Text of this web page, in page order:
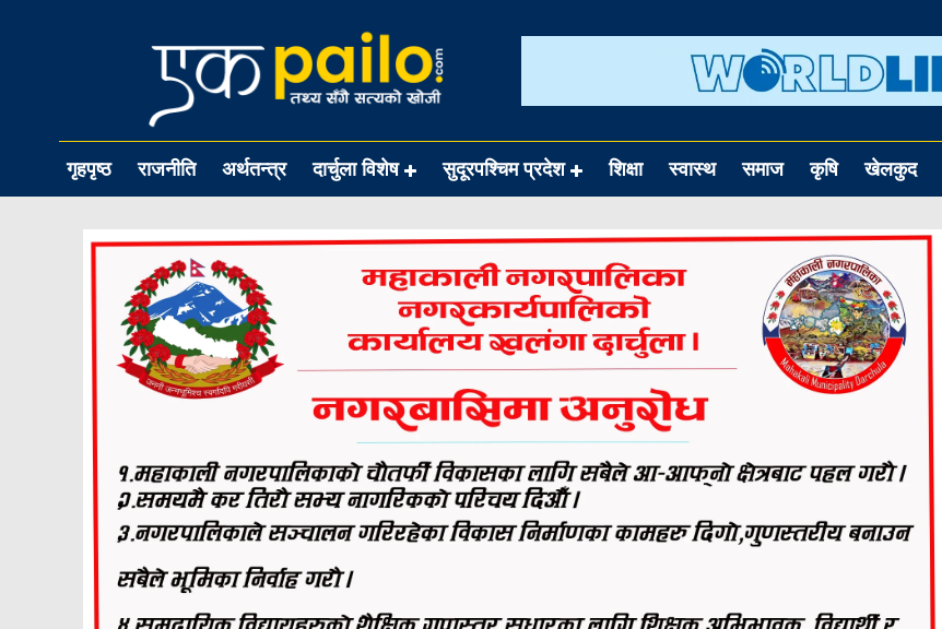
गृहपृष्ठ राजनीति अर्थतन्त्र दार्चुला विशेष सुदूरपश्चिम प्रदेश शिक्षा स्वास्थ समाज कृषि खेलकुद